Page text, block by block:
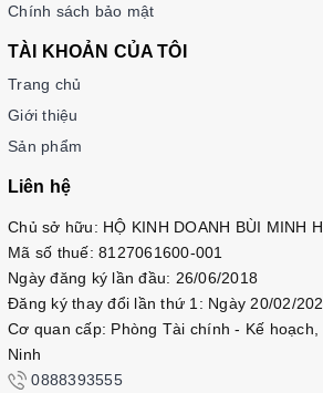
Chính sách bảo mật
TÀI KHOẢN CỦA TÔI
Trang chủ
Giới thiệu
Sản phẩm
Liên hệ
Chủ sở hữu: HỘ KINH DOANH BÙI MINH
Mã số thuế: 8127061600-001
Ngày đăng ký lần đầu: 26/06/2018
Đăng ký thay đổi lần thứ 1: Ngày 20/02/
Cơ quan cấp: Phòng Tài chính - Kế
Ninh
0888393555